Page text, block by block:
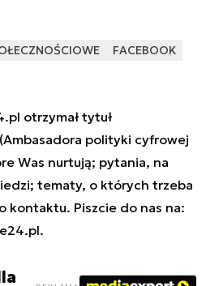
FACEBOOK
otrzymał tytuł
polityki cyfrowej
Was nurtują; pytania, na
tematy, o których trzeba
kontaktu. Piszcie do nas na:
.